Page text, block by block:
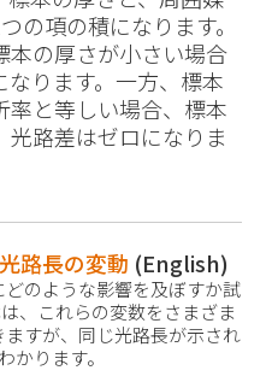
の項の積になります。
本の厚さが小さい場合
ります。一方、標本
率と等しい場合、標本
路差はゼロになりま
路長の変動 (English)
のような影響を及ぼすか試
、これらの変数をさまざま
すが、同じ光路長が示され
かります。